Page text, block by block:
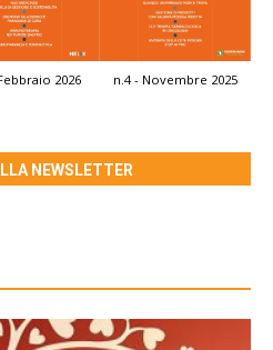
2026 n.4 - Novembre 2025
NEWSLETTER